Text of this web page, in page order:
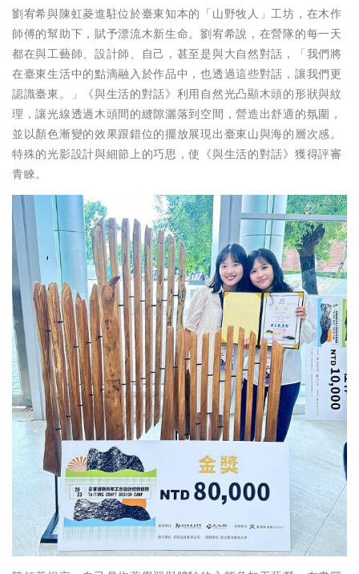
劉宥希與陳虹菱進駐位於臺東知本的「山野牧人」工坊，在木作
師傅的幫助下，賦予漂流木新生命。劉宥希說，在營隊的每一天
都在與工藝師、設計師、自己，甚至是與大自然對話，「我們將
在臺東生活中的點滴融入於作品中，也透過這些對話，讓我們更
認識臺東。」《與生活的對話》利用自然光凸顯木頭的形狀與紋
理，讓光線透過木頭間的縫隙灑落到空間，營造出舒適的氛圍，
並以顏色漸變的效果跟錯位的擺放展現出臺東山與海的層次感。
特殊的光影設計與細節上的巧思，使《與生活的對話》獲得評審
青睞。